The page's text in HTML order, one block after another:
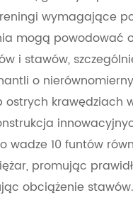
wymagające
mogą powodować
i stawów,
o
ostrych krawędziach
wadze 10 funtów
promując
obciążenie stawów.